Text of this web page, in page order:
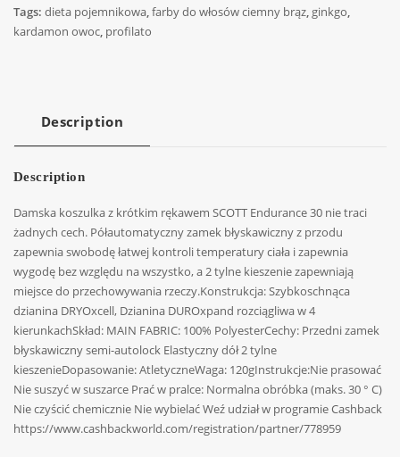
Tags: dieta pojemnikowa farby do włosów ciemny brąz ginkgo
kardamon owoc profilato
Description
Description
Damska koszulka z krótkim rękawem SCOTT Endurance 30 nie traci
żadnych cech. Półautomatyczny zamek błyskawiczny z przodu
zapewnia swobodę łatwej kontroli temperatury ciała i zapewnia
wygodę bez względu na wszystko, a 2 tylne kieszenie zapewniają
miejsce do przechowywania rzeczy.Konstrukcja: Szybkoschnąca
dzianina DRYOxcell, Dzianina DUROxpand rozciągliwa w 4
kierunkachSkład: MAIN FABRIC: 100% PolyesterCechy: Przedni zamek
błyskawiczny semi-autolock Elastyczny dół 2 tylne
kieszenieDopasowanie: AtletyczneWaga: 120gInstrukcje:Nie prasować
Nie suszyć w suszarce Prać w pralce: Normalna obróbka (maks. 30 ° C)
Nie czyścić chemicznie Nie wybielać Weź udział w programie Cashback
https://www.cashbackworld.com/registration/partner/778959